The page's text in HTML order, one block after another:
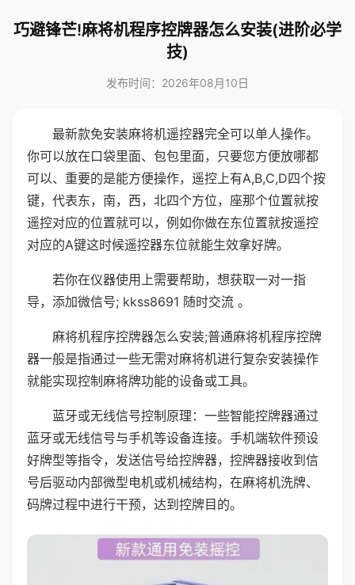
巧避锋芒!麻将机程序控牌器怎么安装(进阶必学
技)
发布时间：2026年08月10日
最新款免安装麻将机遥控器完全可以单人操作。
你可以放在口袋里面、包包里面，只要您方便放哪都
可以、重要的是能方便操作，遥控上有A,B,C,D四个按
键，代表东，南，西，北四个方位，座那个位置就按
遥控对应的位置就可以，例如你做在东位置就按遥控
对应的A键这时候遥控器东位就能生效拿好牌。
若你在仪器使用上需要帮助，想获取一对一指
导，添加微信号; kkss8691 随时交流 。
麻将机程序控牌器怎么安装;普通麻将机程序控牌
器一般是指通过一些无需对麻将机进行复杂安装操作
就能实现控制麻将牌功能的设备或工具。
蓝牙或无线信号控制原理：一些智能控牌器通过
蓝牙或无线信号与手机等设备连接。手机端软件预设
好牌型等指令，发送信号给控牌器，控牌器接收到信
号后驱动内部微型电机或机械结构，在麻将机洗牌、
码牌过程中进行干预，达到控牌目的。